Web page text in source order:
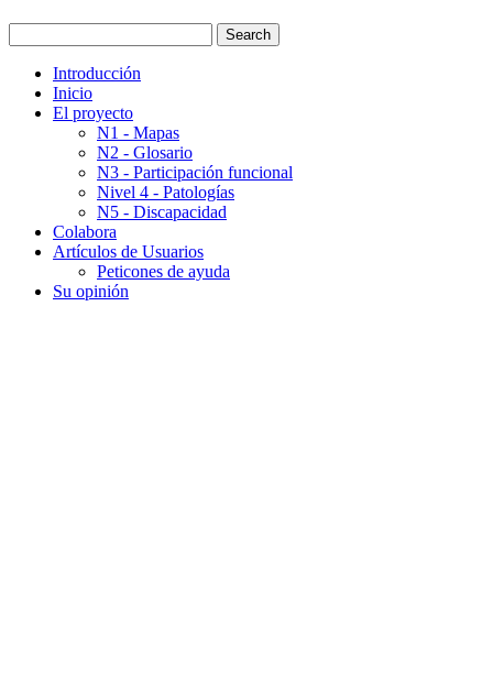
Introducción
Inicio
El proyecto
N1 - Mapas
N2 - Glosario
N3 - Participación funcional
Nivel 4 - Patologías
N5 - Discapacidad
Colabora
Artículos de Usuarios
Peticones de ayuda
Su opinión